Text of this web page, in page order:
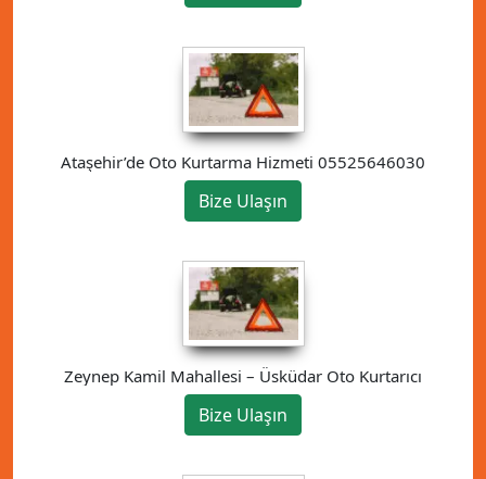
Ataşehir’de Oto Kurtarma Hizmeti 05525646030
Bize Ulaşın
Zeynep Kamil Mahallesi – Üsküdar Oto Kurtarıcı
Bize Ulaşın